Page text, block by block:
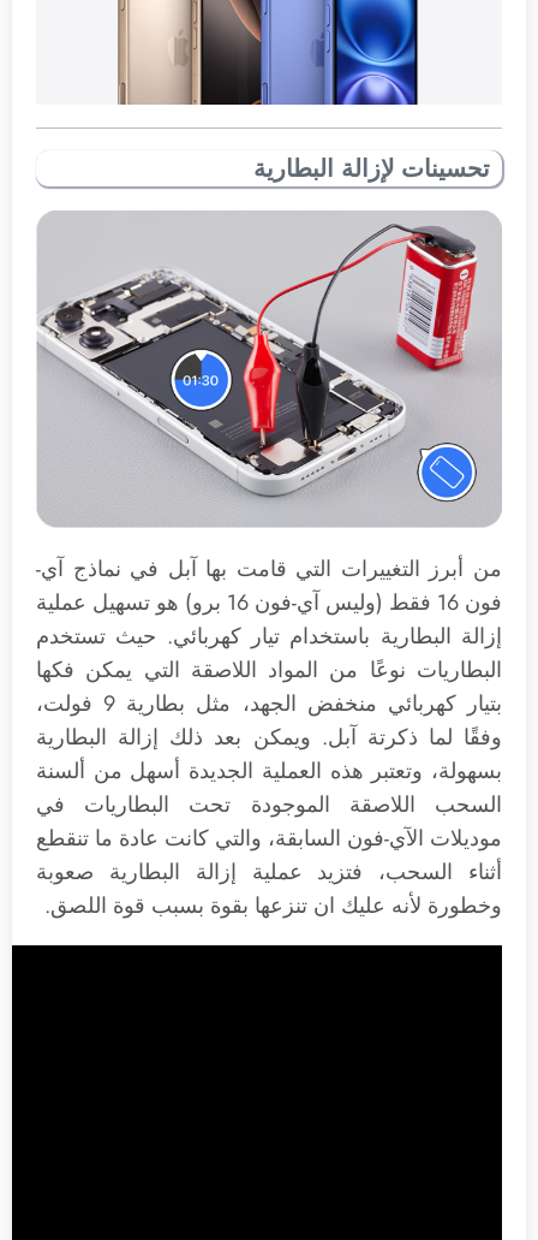
تحسينات لإزالة البطارية
من أبرز التغييرات التي قامت بها آبل في نماذج آي-
فون 16 فقط (وليس آي-فون 16 برو) هو تسهيل عملية
إزالة البطارية باستخدام تيار كهربائي. حيث تستخدم
البطاريات نوعًا من المواد اللاصقة التي يمكن فكها
بتيار كهربائي منخفض الجهد، مثل بطارية 9 فولت،
وفقًا لما ذكرتة آبل. ويمكن بعد ذلك إزالة البطارية
بسهولة، وتعتبر هذه العملية الجديدة أسهل من ألسنة
السحب اللاصقة الموجودة تحت البطاريات في
موديلات الآي-فون السابقة، والتي كانت عادة ما تنقطع
أثناء السحب، فتزيد عملية إزالة البطارية صعوبة
وخطورة لأنه عليك ان تنزعها بقوة بسبب قوة اللصق.